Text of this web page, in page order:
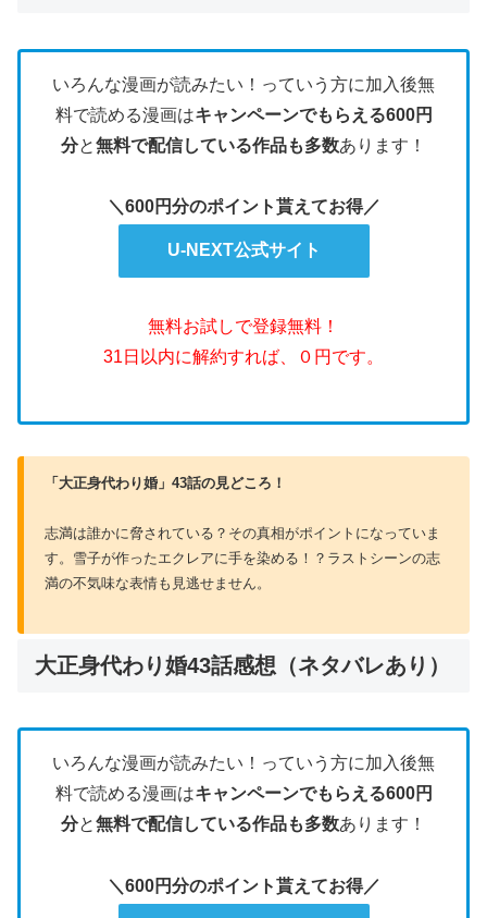
いろんな漫画が読みたい！っていう方に加入後無
料で読める漫画はキャンペーンでもらえる600円
分と無料で配信している作品も多数あります！
＼600円分のポイント貰えてお得／
U-NEXT公式サイト
無料お試しで登録無料！
31日以内に解約すれば、０円です。
「大正身代わり婚」43話の見どころ！
志満は誰かに脅されている？その真相がポイントになっていま
す。雪子が作ったエクレアに手を染める！？ラストシーンの志
満の不気味な表情も見逃せません。
大正身代わり婚43話感想（ネタバレあり）
いろんな漫画が読みたい！っていう方に加入後無
料で読める漫画はキャンペーンでもらえる600円
分と無料で配信している作品も多数あります！
＼600円分のポイント貰えてお得／